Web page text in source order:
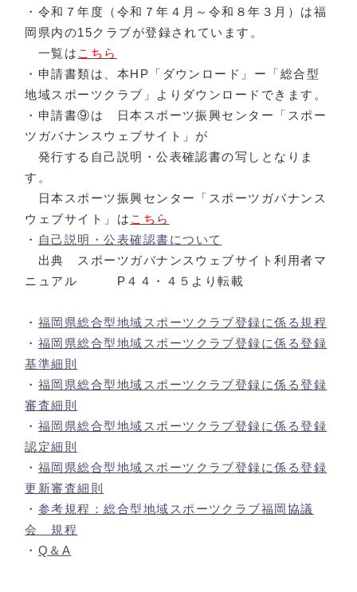
・令和７年度（令和７年４月～令和８年３月）は福
岡県内の15クラブが登録されています。
一覧は こちら
・申請書類は、本HP「ダウンロード」ー「総合型
地域スポーツクラブ」よりダウンロードできます。
・申請書⑨は 日本スポーツ振興センター「スポー
ツガバナンスウェブサイト」が
発行する自己説明・公表確認書の写しとなりま
す。
日本スポーツ振興センター「スポーツガバナンス
ウェブサイト」は こちら
・
自己説明・公表確認書について
出典 スポーツガバナンスウェブサイト利用者マ
ニュアル P４４・４５より転載
・ 福岡県総合型地域スポーツクラブ登録に係る規程
・ 福岡県総合型地域スポーツクラブ登録に係る登録
基準細則
・ 福岡県総合型地域スポーツクラブ登録に係る登録
審査細則
・ 福岡県総合型地域スポーツクラブ登録に係る登録
認定細則
・ 福岡県総合型地域スポーツクラブ登録に係る登録
更新審査細則
・ 参考規程：総合型地域スポーツクラブ福岡協議
会 規程
・ Q＆A